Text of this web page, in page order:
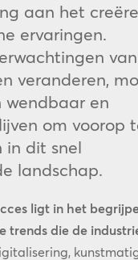
aan het
ervaringen.
van
veranderen,
wendbaar en
om voorop
in dit snel
landschap.
ligt in het
trends die de